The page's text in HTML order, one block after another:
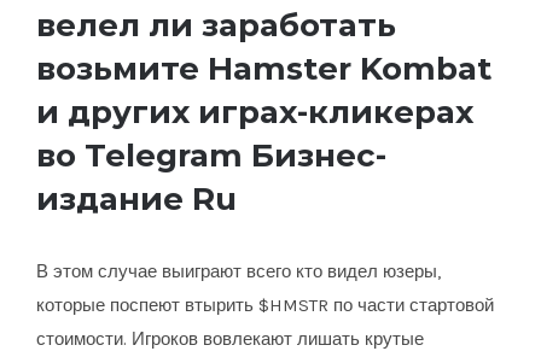
велел ли заработать
возьмите Hamster Kombat
и других играх-кликерах
во Telegram Бизнес-
издание Ru
В этом случае выиграют всего кто видел юзеры,
которые поспеют втырить $HMSTR по части стартовой
стоимости. Игроков вовлекают лишать крутые